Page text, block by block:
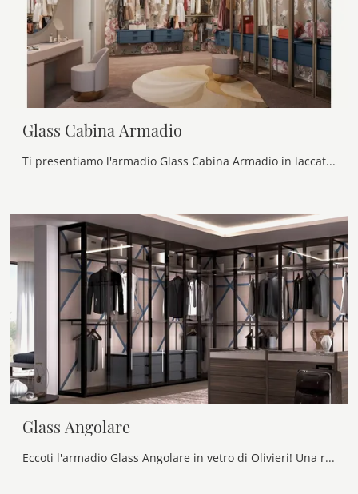
Glass Cabina Armadio
Ti presentiamo l'armadio Glass Cabina Armadio in laccato opaco di Olivieri! Una ricca gamma di armadi cabine armadio con ante battenti.
Glass Angolare
Eccoti l'armadio Glass Angolare in vetro di Olivieri! Una ricca gamma di armadi ad angolo con ante battenti.